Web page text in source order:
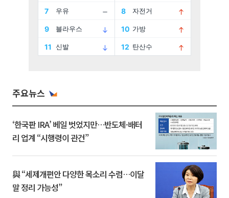
주요뉴스
‘한국판 IRA’ 베일 벗었지만…반도체·배터
리 업계 “시행령이 관건”
與 “세제개편안 다양한 목소리 수렴…이달
말 정리 가능성”